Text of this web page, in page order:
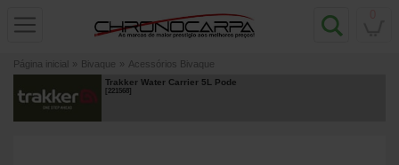
Página inicial » Bivaque » Acessórios Bivaque
Trakker Water Carrier 5L Pode
[221568]